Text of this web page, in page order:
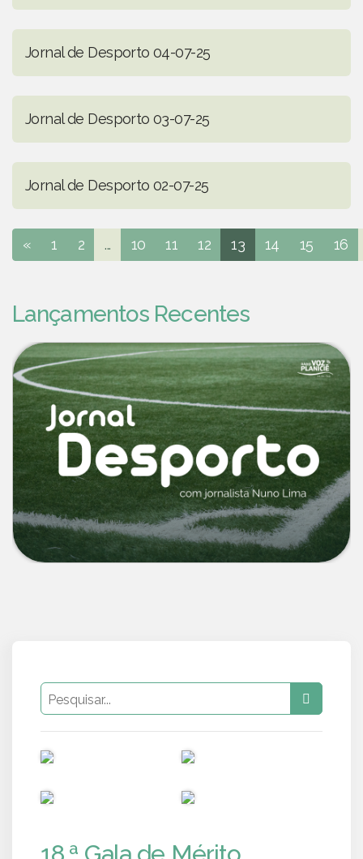
Jornal de Desporto 04-07-25
Jornal de Desporto 03-07-25
Jornal de Desporto 02-07-25
« 1 2 ... 10 11 12 13 14 15 16
Lançamentos Recentes